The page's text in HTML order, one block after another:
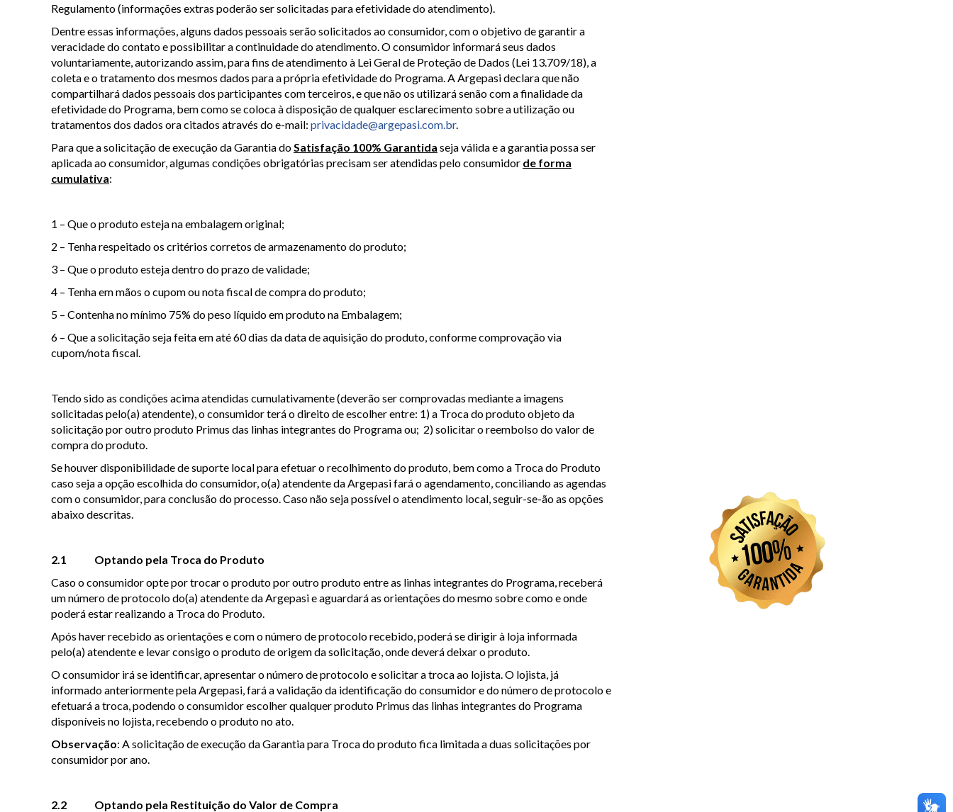
Regulamento (informações extras poderão ser solicitadas para efetividade do atendimento).
Dentre essas informações, alguns dados pessoais serão solicitados ao consumidor, com o objetivo de garantir a
veracidade do contato e possibilitar a continuidade do atendimento. O consumidor informará seus dados
voluntariamente, autorizando assim, para fins de atendimento à Lei Geral de Proteção de Dados (Lei 13.709/18), a
coleta e o tratamento dos mesmos dados para a própria efetividade do Programa. A Argepasi declara que não
compartilhará dados pessoais dos participantes com terceiros, e que não os utilizará senão com a finalidade da
efetividade do Programa, bem como se coloca à disposição de qualquer esclarecimento sobre a utilização ou
tratamentos dos dados ora citados através do e-mail: privacidade@argepasi.com.br.
Para que a solicitação de execução da Garantia doSatisfação 100% Garantida seja válida e a garantia possa ser
aplicada ao consumidor, algumas condições obrigatórias precisam ser atendidas pelo consumidor de forma
cumulativa:
1 – Que o produto esteja na embalagem original;
2 – Tenha respeitado os critérios corretos de armazenamento do produto;
3 – Que o produto esteja dentro do prazo de validade;
4 – Tenha em mãos o cupom ou nota fiscal de compra do produto;
5 – Contenha no mínimo 75% do peso líquido em produto na Embalagem;
6 – Que a solicitação seja feita em até 60 dias da data de aquisição do produto, conforme comprovação via
cupom/nota fiscal.
Tendo sido as condições acima atendidas cumulativamente (deverão ser comprovadas mediante a imagens
solicitadas pelo(a) atendente), o consumidor terá o direito de escolher entre: 1) a Troca do produto objeto da
solicitação por outro produto Primus das linhas integrantes do Programa ou; 2) solicitar o reembolso do valor de
compra do produto.
Se houver disponibilidade de suporte local para efetuar o recolhimento do produto, bem como a Troca do Produto
caso seja a opção escolhida do consumidor, o(a) atendente da Argepasi fará o agendamento, conciliando as agendas
com o consumidor, para conclusão do processo. Caso não seja possível o atendimento local, seguir-se-ão as opções
abaixo descritas.
2.1 Optando pela Troca do Produto
Caso o consumidor opte por trocar o produto por outro produto entre as linhas integrantes do Programa, receberá
um número de protocolo do(a) atendente da Argepasi e aguardará as orientações do mesmo sobre como e onde
poderá estar realizando a Troca do Produto.
Após haver recebido as orientações e com o número de protocolo recebido, poderá se dirigir à loja informada
pelo(a) atendente e levar consigo o produto de origem da solicitação, onde deverá deixar o produto.
O consumidor irá se identificar, apresentar o número de protocolo e solicitar a troca ao lojista. O lojista, já
informado anteriormente pela Argepasi, fará a validação da identificação do consumidor e do número de protocolo e
efetuará a troca, podendo o consumidor escolher qualquer produto Primus das linhas integrantes do Programa
disponíveis no lojista, recebendo o produto no ato.
Observação: A solicitação de execução da Garantia para Troca do produto fica limitada a duas solicitações por
consumidor por ano.
2.2 Optando pela Restituição do Valor de Compra